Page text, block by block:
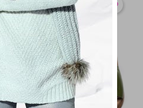
favorite_border